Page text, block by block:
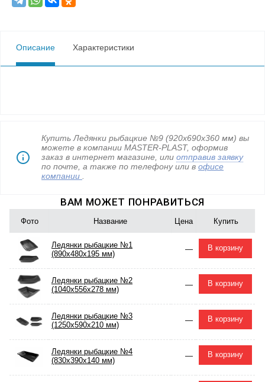
Описание Характеристики
Купить Ледянки рыбацкие №9 (920х690х360 мм) вы
можете в компании MASTER-PLAST, оформив
заказ в интернет магазине, или отправив заявку
по почте, а также по телефонуили в офисе
компании
ВАМ МОЖЕТ ПОНРАВИТЬСЯ
Фото Название Цена Купить
Ледянки рыбацкие №1
(890х480х195 мм)
— В корзину
Ледянки рыбацкие №2
(1040х556х278 мм)
— В корзину
Ледянки рыбацкие №3
(1250х590х210 мм)
— В корзину
Ледянки рыбацкие №4
(830х390х140 мм)
— В корзину